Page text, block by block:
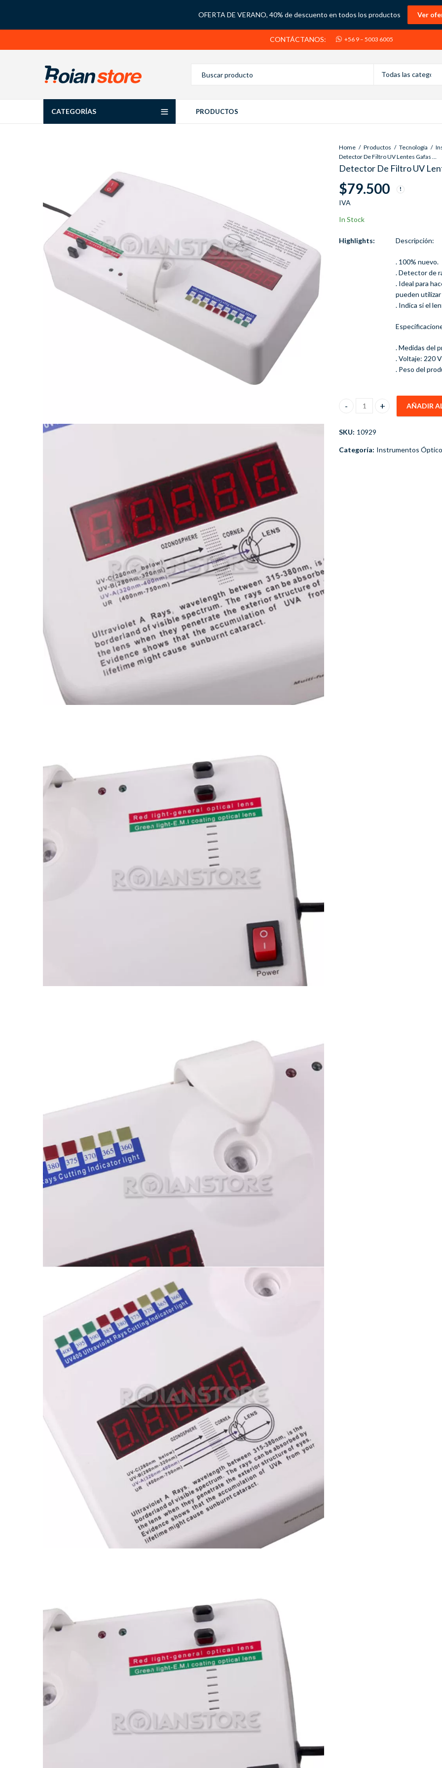
OFERTA DE VERANO, 40% de descuento en todos los productos Ver
CONTÁCTANOS: +56 9 – 5003 6005
CATEGORÍAS PRODUCTOS
Home Productos
Tecnología
Detector De Filtro UV Lentes Gafas Anteojos De Sol
Detector De Filtro UV
$79.500
IVA
In Stock
Highlights: Descripción:
. 100% nuevo.
. Detector de
. Ideal para
pueden
. Indica si el
. Medidas del
. Voltaje: 220 V
. Peso del
Detector De Filtro UV Lentes
AÑADIR
SKU: 10929
Categoría: Instrumentos